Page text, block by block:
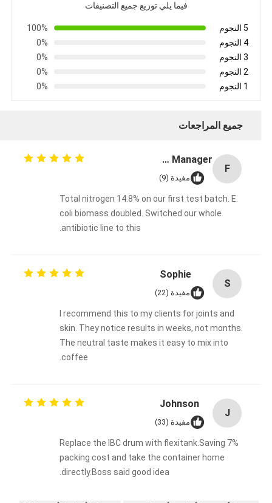
فيما يلي توزيع جميع التصنيفات
5 النجوم
100%
4 النجوم
0%
3 النجوم
0%
2 النجوم
0%
1 النجوم
0%
جميع المراجعات
F
Fermentation Manager
مفيدة (9)
Total nitrogen 14.8% on our first test batch. E.
coli biomass doubled. Switched our whole
antibiotic line to this.
S
Sophie
مفيدة (22)
I recommend this to my clients for joints and
skin. They notice results in weeks, not months.
The neutral taste makes it easy to mix into
coffee.
J
Johnson
مفيدة (33)
Replace the IBC drum with flexitank.Saving 7%
packing cost and take the container home
directly.Boss said good idea.